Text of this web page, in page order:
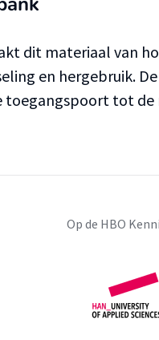
dit materiaal van
en hergebruik.
toegangspoort tot
Op de HBO